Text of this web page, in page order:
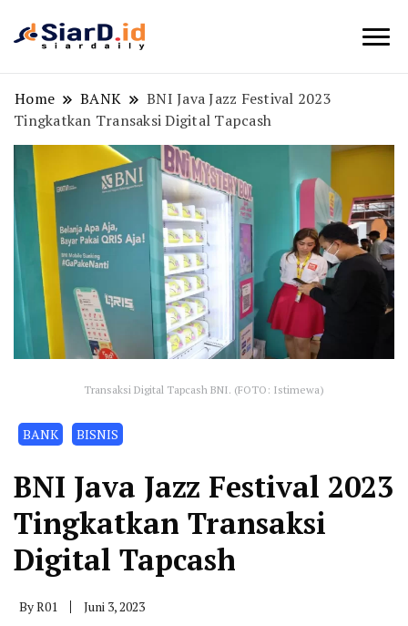
Home BANK
BNI Java Jazz Festival 2023
Tingkatkan Transaksi Digital Tapcash
Transaksi Digital Tapcash BNI. (FOTO: Istimewa)
BANK BISNIS
BNI Java Jazz Festival 2023
Tingkatkan Transaksi
Digital Tapcash
ByR01 Juni 3, 2023